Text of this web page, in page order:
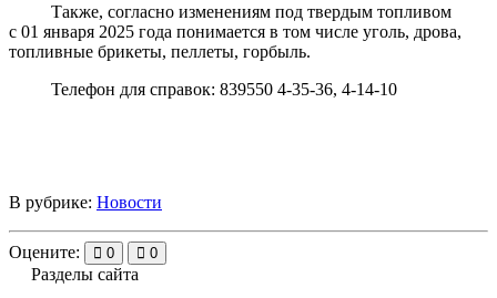
Также, согласно изменениям под твердым топливом
с 01 января 2025 года понимается в том числе уголь, дрова,
топливные брикеты, пеллеты, горбыль.
Телефон для справок: 839550 4-35-36, 4-14-10
В рубрике: Новости
Оцените: 0 0
Разделы сайта